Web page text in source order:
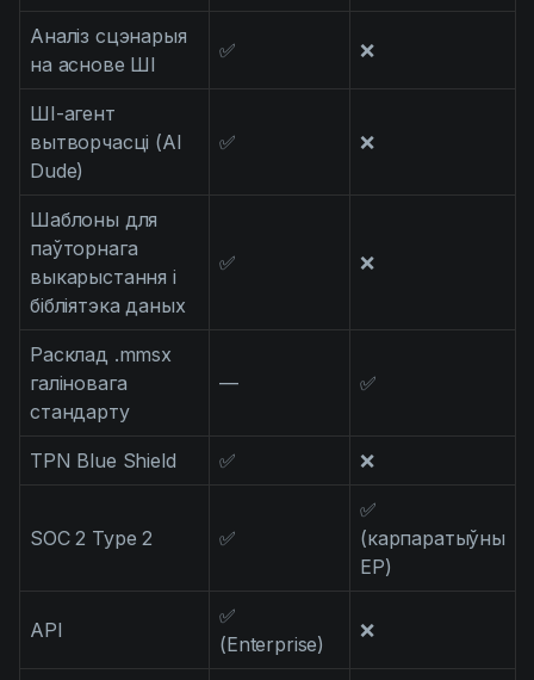
Аналіз сцэнарыя
на аснове ШІ
✅ ❌
ШІ-агент
вытворчасці (AI
Dude)
✅ ❌
Шаблоны для
паўторнага
выкарыстання і
бібліятэка даных
✅ ❌
Расклад .mmsx
галіновага
стандарту
— ✅
TPN Blue Shield ✅ ❌
SOC 2 Type 2 ✅
✅
(карпаратыўны
EP)
API
✅
(Enterprise)
❌